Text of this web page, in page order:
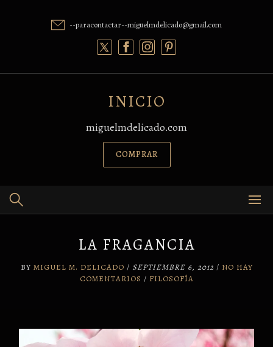
--paracontactar--miguelmdelicado@gmail.com
INICIO
miguelmdelicado.com
COMPRAR
LA FRAGANCIA
BY MIGUEL M. DELICADO / SEPTIEMBRE 6, 2012/ NO HAY
COMENTARIOS / FILOSOFÍA